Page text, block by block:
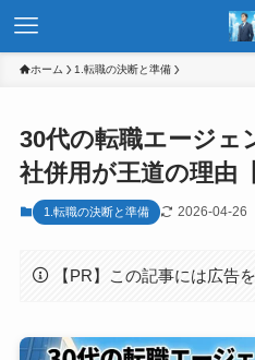
ホーム 1.転職の決断と準備
30代の転職エージェ
社併用が王道の理由
1.転職の決断と準備 2026-04-26
【PR】この記事には広告